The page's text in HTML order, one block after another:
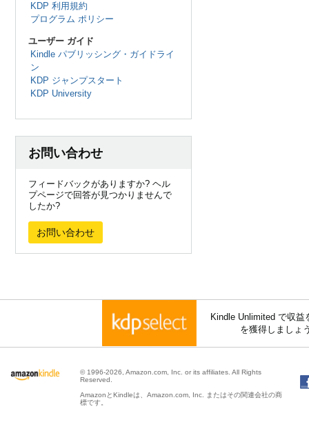
KDP 利用規約
プログラム ポリシー
ユーザー ガイド
Kindle パブリッシング・ガイドライ
ン
KDP ジャンプスタート
KDP University
お問い合わせ
フィードバックがありますか? ヘル
プページで回答が見つかりませんで
したか?
お問い合わせ
Kindle Unlimited で収
を獲得しましょ
© 1996-2026, Amazon.com, Inc. or its affiliates. All Rights
Reserved.
AmazonとKindleは、Amazon.com, Inc. またはその関連会社の商
標です。